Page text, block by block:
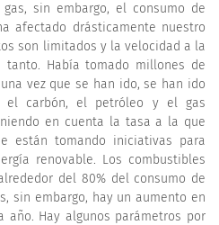
sin embargo, el consumo de
afectado drásticamente nuestro
son limitados y la velocidad a la
tanto. Había tomado millones de
vez que se han ido, se han ido
el carbón, el petróleo y el gas
en cuenta la tasa a la que
están tomando iniciativas para
renovable. Los combustibles
del 80% del consumo de
sin embargo, hay un aumento en
año. Hay algunos parámetros por